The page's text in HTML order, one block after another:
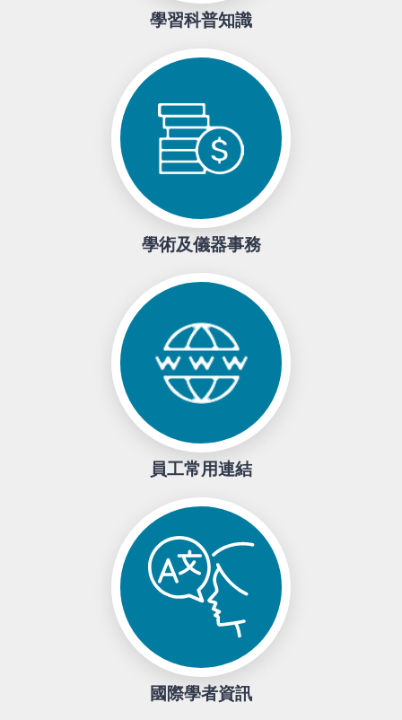
學習科普知識
學術及儀器事務
員工常用連結
國際學者資訊